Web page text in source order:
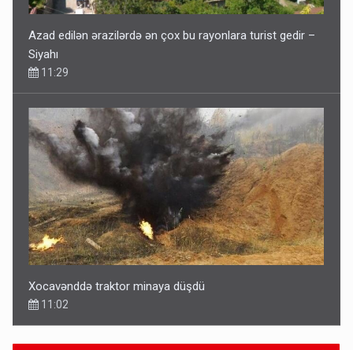
Azad edilən ərazilərdə ən çox bu rayonlara turist gedir –
Siyahı
11:29
Xocavənddə traktor minaya düşdü
11:02